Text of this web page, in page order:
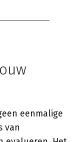
eenmalige
van